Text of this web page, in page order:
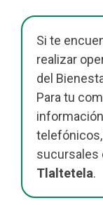
Si te
realizar
del
Para tu
sucursales
Tlaltetela.